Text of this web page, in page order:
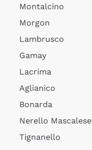
Montalcino
Morgon
Lambrusco
Gamay
Lacrima
Aglianico
Bonarda
Nerello Mascalese
Tignanello